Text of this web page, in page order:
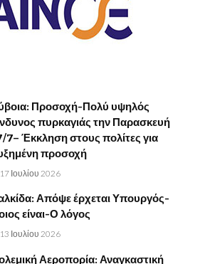
Προσοχή-Πολύ υψηλός
πυρκαγιάς την Παρασκευή
7– Έκκληση στους πολίτες για
προσοχή
17 Ιουλίου 2026
Απόψε έρχεται Υπουργός-
είναι-Ο λόγος
13 Ιουλίου 2026
Αεροπορία: Αναγκαστική